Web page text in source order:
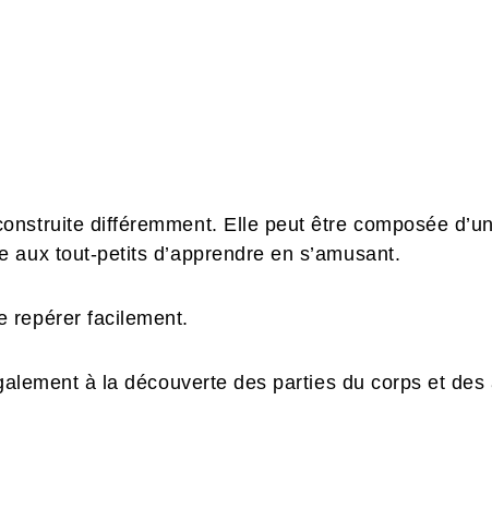
différemment. Elle peut être composée
aux tout-petits d’apprendre en s’amusant.
repérer facilement.
à la découverte des parties du corps et